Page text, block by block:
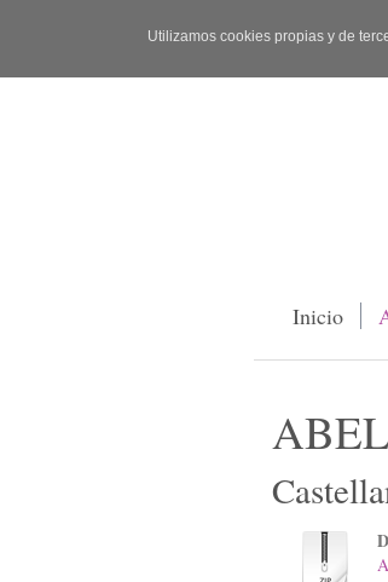
Utilizamos cookies propias y de
Inicio